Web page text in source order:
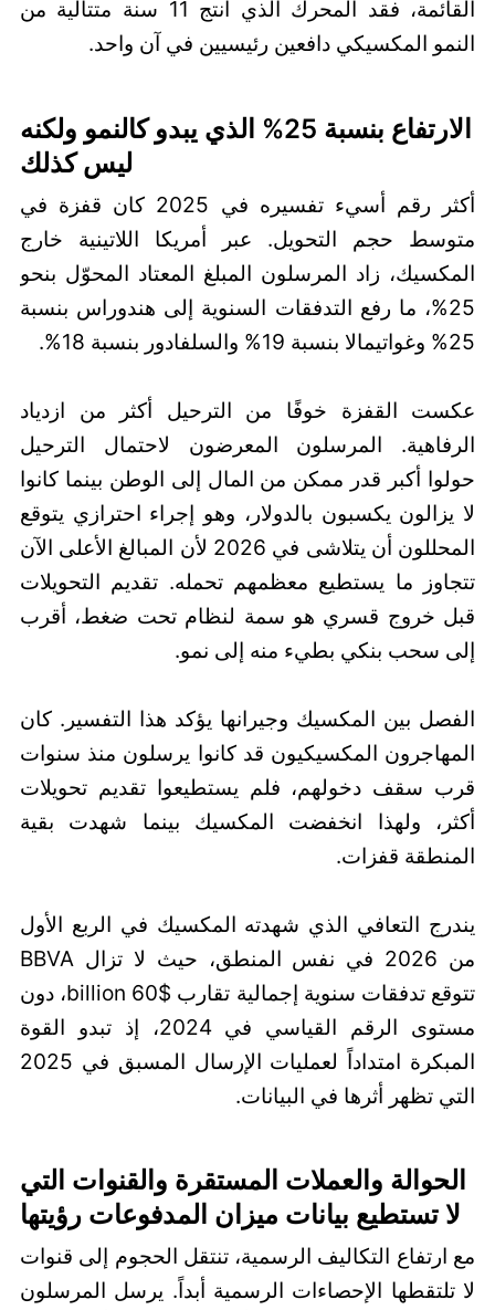
القائمة، فقد المحرك الذي أنتج 11 سنة متتالية من
النمو المكسيكي دافعين رئيسيين في آن واحد.
الارتفاع بنسبة 25% الذي يبدو كالنمو ولكنه
ليس كذلك
أكثر رقم أسيء تفسيره في 2025 كان قفزة في
متوسط حجم التحويل. عبر أمريكا اللاتينية خارج
المكسيك، زاد المرسلون المبلغ المعتاد المحوّل بنحو
25%، ما رفع التدفقات السنوية إلى هندوراس بنسبة
25% وغواتيمالا بنسبة 19% والسلفادور بنسبة 18%.
عكست القفزة خوفًا من الترحيل أكثر من ازدياد
الرفاهية. المرسلون المعرضون لاحتمال الترحيل
حولوا أكبر قدر ممكن من المال إلى الوطن بينما كانوا
لا يزالون يكسبون بالدولار، وهو إجراء احترازي يتوقع
المحللون أن يتلاشى في 2026 لأن المبالغ الأعلى الآن
تتجاوز ما يستطيع معظمهم تحمله. تقديم التحويلات
قبل خروج قسري هو سمة لنظام تحت ضغط، أقرب
إلى سحب بنكي بطيء منه إلى نمو.
الفصل بين المكسيك وجيرانها يؤكد هذا التفسير. كان
المهاجرون المكسيكيون قد كانوا يرسلون منذ سنوات
قرب سقف دخولهم، فلم يستطيعوا تقديم تحويلات
أكثر، ولهذا انخفضت المكسيك بينما شهدت بقية
المنطقة قفزات.
يندرج التعافي الذي شهدته المكسيك في الربع الأول
من 2026 في نفس المنطق، حيث لا تزال BBVA
تتوقع تدفقات سنوية إجمالية تقارب $60 billion، دون
مستوى الرقم القياسي في 2024، إذ تبدو القوة
المبكرة امتداداً لعمليات الإرسال المسبق في 2025
التي تظهر أثرها في البيانات.
الحوالة والعملات المستقرة والقنوات التي
لا تستطيع بيانات ميزان المدفوعات رؤيتها
مع ارتفاع التكاليف الرسمية، تنتقل الحجوم إلى قنوات
لا تلتقطها الإحصاءات الرسمية أبداً. يرسل المرسلون